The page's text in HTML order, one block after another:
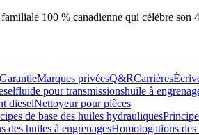
100 % canadienne qui célèbre son
GarantieMarques privéesQ&RCarrières
fluide pour transmissionshuile à
dieselNettoyeur pour pièces
de base des huiles hydrauliques
des huiles à engrenagesHomologations